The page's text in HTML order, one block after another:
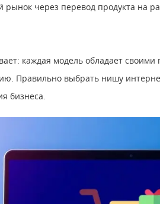
рынок через перевод продукта на
каждая модель обладает
Правильно выбрать нишу
бизнеса.